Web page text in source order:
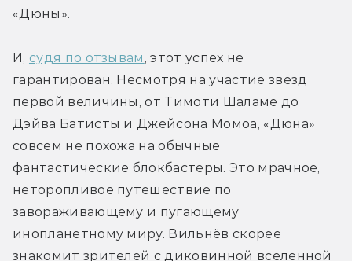
«Дюны».
И, судя по отзывам , этот успех не
гарантирован. Несмотря на участие звёзд
первой величины, от Тимоти Шаламе до
Дэйва Батисты и Джейсона Момоа, «Дюна»
совсем не похожа на обычные
фантастические блокбастеры. Это мрачное,
неторопливое путешествие по
завораживающему и пугающему
инопланетному миру. Вильнёв скорее
знакомит зрителей с диковинной вселенной